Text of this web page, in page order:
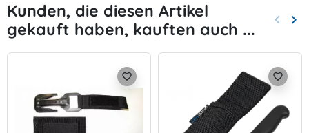
Kunden, die diesen Artikel
gekauft haben, kauften auch ...
Zurück
keyboard_arrow_left keyboard_arrow_right
favorite_border favorite_border